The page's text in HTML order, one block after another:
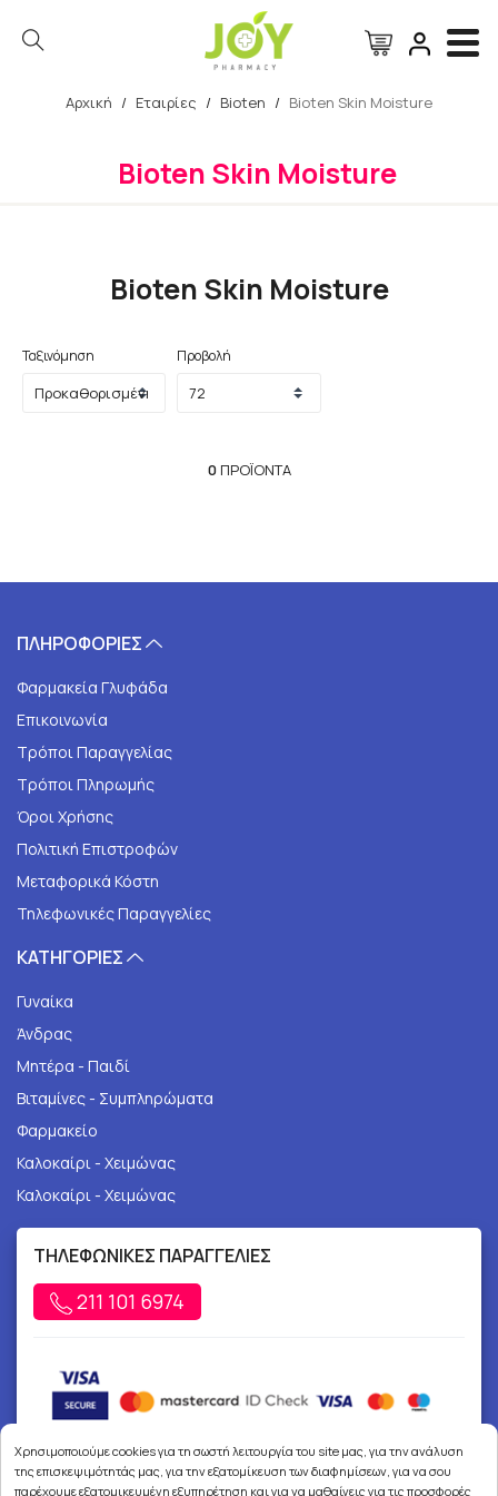
Αρχική / Εταιρίες / Bioten / Bioten Skin Moisture
Bioten Skin Moisture
Bioten Skin Moisture
Ταξινόμηση Προβολή
0ΠΡΟΪΌΝΤΑ
ΠΛΗΡΟΦΟΡΙΕΣ
Φαρμακεία Γλυφάδα
Επικοινωνία
Τρόποι Παραγγελίας
Τρόποι Πληρωμής
Όροι Χρήσης
Πολιτική Επιστροφών
Μεταφορικά Κόστη
Τηλεφωνικές Παραγγελίες
ΚΑΤΗΓΟΡΙΕΣ
Γυναίκα
Άνδρας
Μητέρα - Παιδί
Βιταμίνες - Συμπληρώματα
Φαρμακείο
Καλοκαίρι - Χειμώνας
Καλοκαίρι - Χειμώνας
ΤΗΛΕΦΩΝΙΚΕΣ ΠΑΡΑΓΓΕΛΙΕΣ
211 101 6974
Χρησιμοποιούμε cookies για τη σωστή λειτουργία του site μας, για την ανάλυση
της επισκεψιμότητάς μας, για την εξατομίκευση των διαφημίσεων, για να σου
παρέχουμε εξατομικευμένη εξυπηρέτηση και για να μαθαίνεις για τις προσφορές